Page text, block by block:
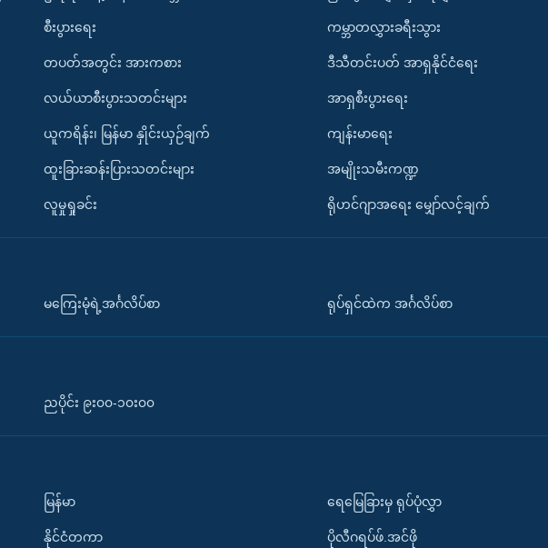
စီးပွားရေး
တပတ်အတွင်း အားကစား
လယ်ယာစီးပွားသတင်းများ
ယူကရိန်း၊ မြန်မာ နှိုင်းယှဉ်ချက်
ထူးခြားဆန်းပြားသတင်းများ
လူမှုရှုခင်း
ကမ္ဘာတလွှားခရီးသွား
ဒီသီတင်းပတ် အာရှနိုင်ငံရေး
အာရှစီးပွားရေး
ကျန်းမာရေး
အမျိုးသမီးကဏ္ဍ
ရိုဟင်ဂျာအရေး မျှော်လင့်ချက်
မကြေးမုံရဲ့အင်္ဂလိပ်စာ ရုပ်ရှင်ထဲက အင်္ဂလိပ်စာ
ညပိုင်း ၉း၀၀-၁၀း၀၀
မြန်မာ
နိုင်ငံတကာ
ရေမြေခြားမှ ရုပ်ပုံလွှာ
ပိုလီဂရပ်ဖ်.အင်ဖို